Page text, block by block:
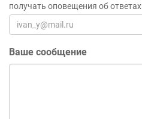
получать оповещения об
Ваше сообщение